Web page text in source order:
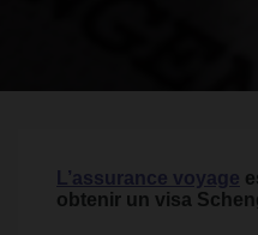
L’assurance voyage
obtenir un visa